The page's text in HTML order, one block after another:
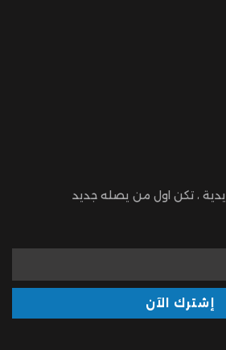
، تكن اول من يصله جديد